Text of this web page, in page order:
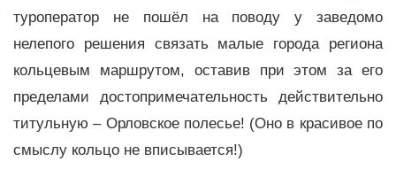
туроператор не пошёл на поводу у заведомо
нелепого решения связать малые города региона
кольцевым маршрутом, оставив при этом за его
пределами достопримечательность действительно
титульную – Орловское полесье! (Оно в красивое по
смыслу кольцо не вписывается!)